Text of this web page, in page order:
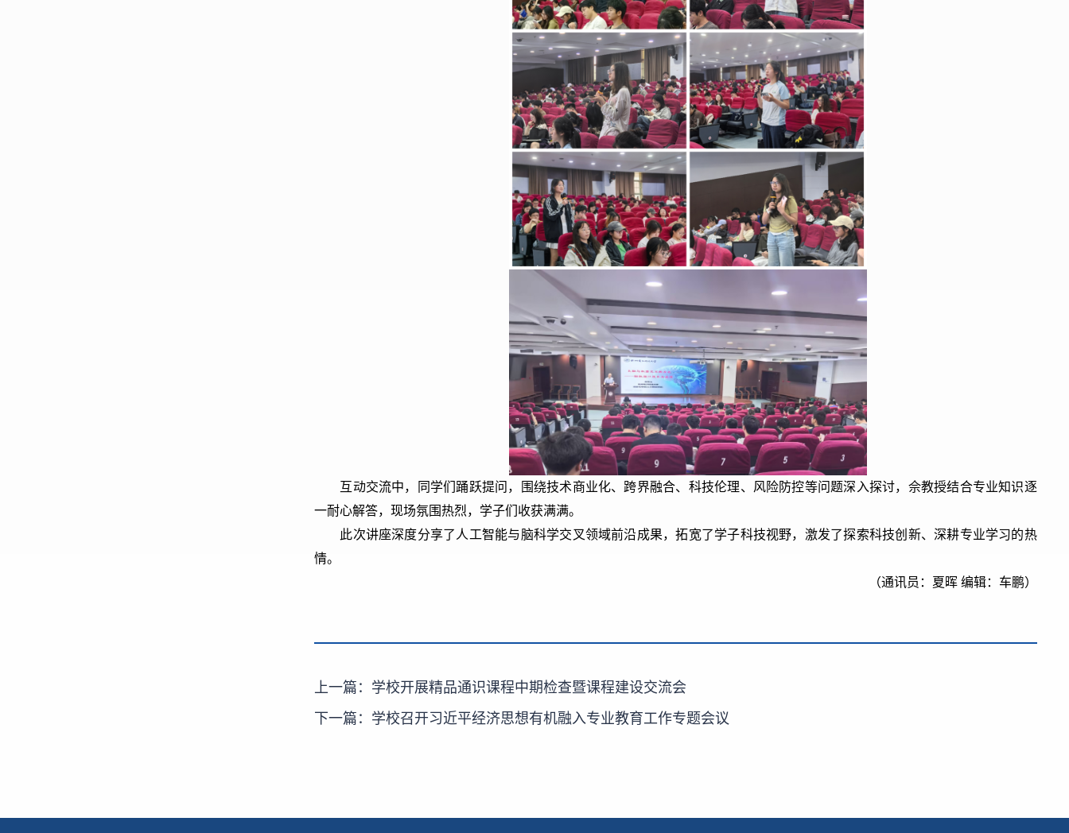
互动交流中，同学们踊跃提问，围绕技术商业化、跨界融合、科技伦理、风险防控等问题深入探讨，佘教授结合专业知识逐
一耐心解答，现场氛围热烈，学子们收获满满。
此次讲座深度分享了人工智能与脑科学交叉领域前沿成果，拓宽了学子科技视野，激发了探索科技创新、深耕专业学习的热
情。
（通讯员：夏晖 编辑：车鹏）
上一篇： 学校开展精品通识课程中期检查暨课程建设交流会
下一篇： 学校召开习近平经济思想有机融入专业教育工作专题会议